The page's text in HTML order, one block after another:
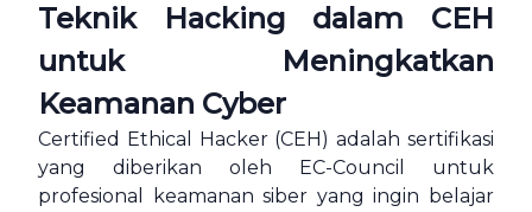
Teknik Hacking dalam CEH
untuk Meningkatkan
Keamanan Cyber
Certified Ethical Hacker (CEH) adalah sertifikasi
yang diberikan oleh EC-Council untuk
profesional keamanan siber yang ingin belajar